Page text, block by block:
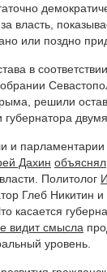
власть,
или поздно
в
решили
парламентарии
Дахин объяснял
Политолог
Глеб Никитин
касается
видит смысла
уровень.